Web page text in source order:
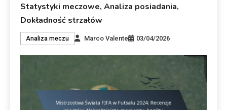
Statystyki meczowe, Analiza posiadania,
Dokładność strzałów
Analiza meczu Marco Valente 03/04/2026